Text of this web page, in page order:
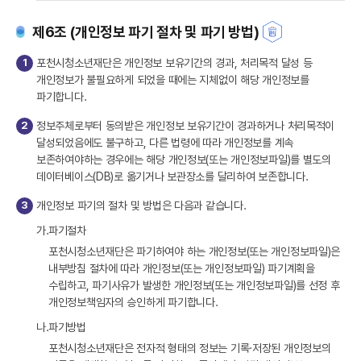
제6조 (개인정보 파기 절차 및 파기 방법)
1
포천시청소년재단은 개인정보 보유기간의 경과, 처리목적 달성 등
개인정보가 불필요하게 되었을 때에는 지체없이 해당 개인정보를
파기합니다.
2
정보주체로부터 동의받은 개인정보 보유기간이 경과하거나 처리목적이
달성되었음에도 불구하고, 다른 법령에 따라 개인정보를 계속
보존하여야하는 경우에는 해당 개인정보(또는 개인정보파일)를 별도의
데이터베이스(DB)로 옮기거나 보관장소를 달리하여 보존합니다.
3
개인정보 파기의 절차 및 방법은 다음과 같습니다.
가.파기절차
포천시청소년재단은 파기하여야 하는 개인정보(또는 개인정보파일)은
내부방침 절차에 따라 개인정보(또는 개인정보파일) 파기계획을
수립하고, 파기사유가 발생한 개인정보(또는 개인정보파일)를 선정 후
개인정보책임자의 승인하게 파기합니다.
나.파기방법
포천시청소년재단은 전자적 형태의 정보는 기록·저장된 개인정보의